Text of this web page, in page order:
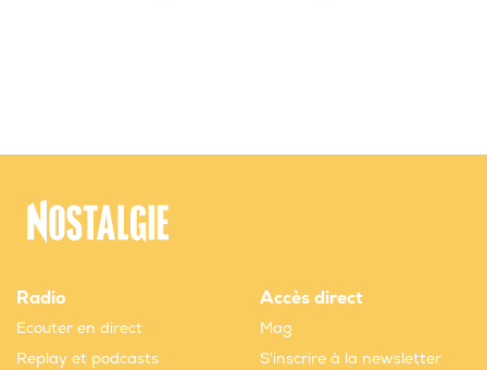
Radio
Ecouter en direct
Replay et podcasts
Accès direct
Mag
S'inscrire à la newsletter